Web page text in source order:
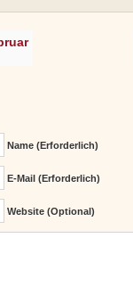
Name (erforderlich)
E-Mail (erforderlich)
Website (Optional)